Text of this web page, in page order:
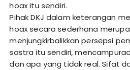
hoax itu sendiri.
Pihak DKJ dalam keterangan
hoax secara sederhana
menjungkirbalikkan persepsi
sastra itu sendiri,
dan apa yang tidak real. Sifat